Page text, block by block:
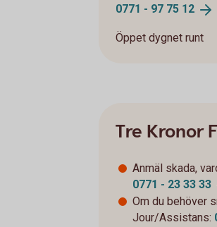
0771 - 97 75 12
Öppet dygnet runt
Tre Kronor
Anmäl skada,
0771 - 23 33 33
Om du behöver
Jour/Assistans: